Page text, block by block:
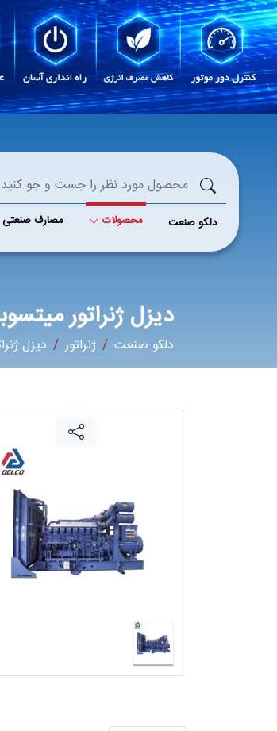
دلکو صنعت محصولات مصارف صنعتی
دیزل ژنراتور
دلکو صنعت ژنراتور دیزل